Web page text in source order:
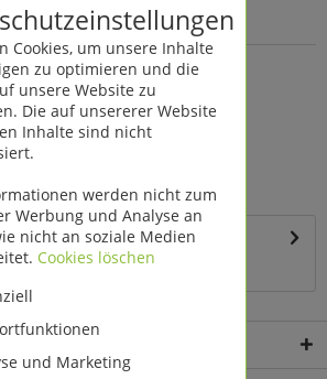
190035
1 St
Farbe: bunt
Maße: B 58,4 T 8,9 H 43,8 cm
Material: Metall
Cookies, um unsere Inhalte
zu optimieren und die
unsere Website zu
Die auf unsererer Website
Inhalte sind nicht
werden nicht zum
Werbung und Analyse an
nicht an soziale Medien
Cookies löschen
und Marketing